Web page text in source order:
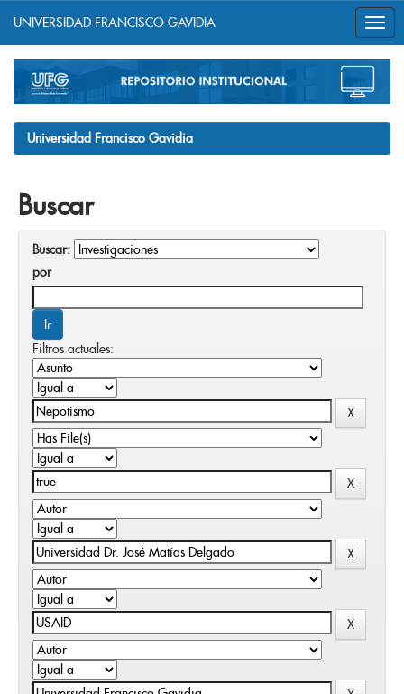
navigation
UNIVERSIDAD FRANCISCO GAVIDIA
Universidad Francisco Gavidia
Buscar
Buscar:
por
Filtros actuales: